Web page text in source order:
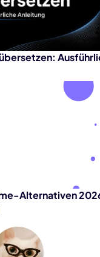
KI-Muskel-Generator
KI-Umarmungs-
Alternativen